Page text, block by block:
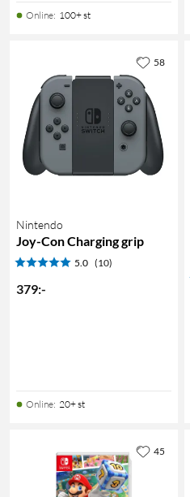
Online: 100+ st
Nintendo
Joy-Con Charging grip
5.0 (10)
379:-
Online: 20+ st
58
45